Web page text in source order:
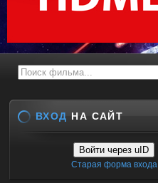
ВХОД НА САЙТ
Войти через uID
Старая форма входа